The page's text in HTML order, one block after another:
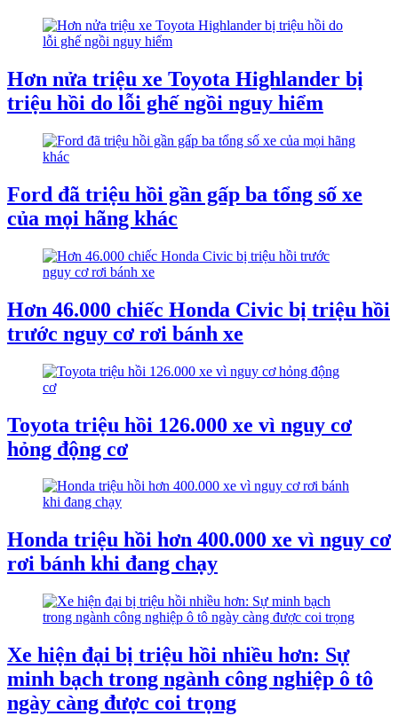
Hơn nửa triệu xe Toyota Highlander bị
triệu hồi do lỗi ghế ngồi nguy hiểm
Ford đã triệu hồi gần gấp ba tổng số xe
của mọi hãng khác
Hơn 46.000 chiếc Honda Civic bị triệu hồi
trước nguy cơ rơi bánh xe
Toyota triệu hồi 126.000 xe vì nguy cơ
hỏng động cơ
Honda triệu hồi hơn 400.000 xe vì nguy cơ
rơi bánh khi đang chạy
Xe hiện đại bị triệu hồi nhiều hơn: Sự
minh bạch trong ngành công nghiệp ô tô
ngày càng được coi trọng